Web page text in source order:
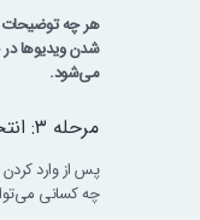
هر چه توضیحات
شدن ویدیوها
می‌شود.
مرحله ۳: انتخاب سطح دسترسی پلی‌لیست
پس از وارد
چه کسانی